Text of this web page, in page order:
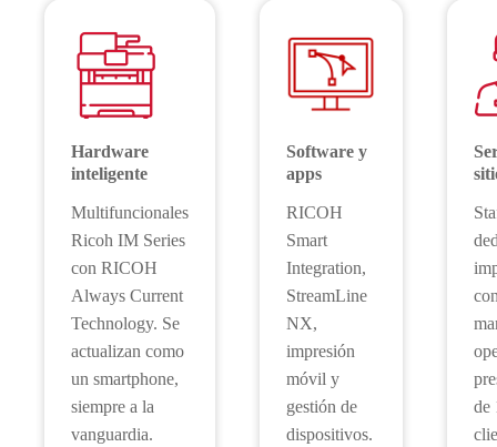
Hardware
inteligente
Multifuncionales
Ricoh IM Series
con RICOH
Always Current
Technology. Se
actualizan como
un smartphone,
siempre a la
vanguardia.
Software y
apps
RICOH
Smart
Integration,
StreamLine
NX,
impresión
móvil y
gestión de
dispositivos.
de